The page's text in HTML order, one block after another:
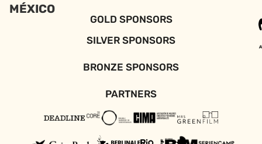
MÉXICO
GOLD SPONSORS
SILVER SPONSORS
BRONZE SPONSORS
PARTNERS